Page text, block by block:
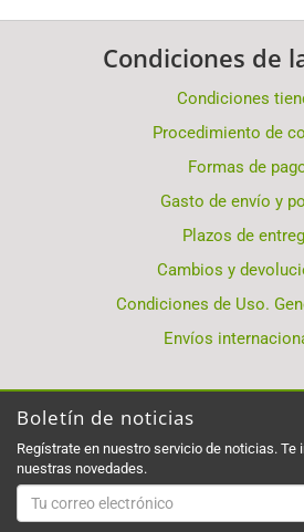
Condiciones de
Condiciones
Procedimiento de
Formas de
Gasto de envío y
Plazos de
Cambios y
Condiciones de Uso.
Envíos
Boletín de noticias
Regístrate en nuestro servicio de noticias. Te
nuestras novedades.